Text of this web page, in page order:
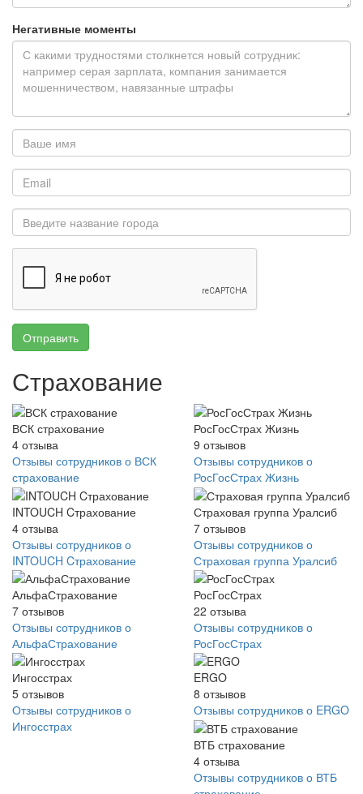
Негативные моменты
Отправить
Страхование
ВСК страхование
4 отзыва
Отзывы сотрудников о ВСК
страхование
РосГосСтрах Жизнь
9 отзывов
Отзывы сотрудников о
РосГосСтрах Жизнь
INTOUCH Cтрахование
4 отзыва
Отзывы сотрудников о
INTOUCH Cтрахование
Страховая группа Уралсиб
7 отзывов
Отзывы сотрудников о
Страховая группа Уралсиб
АльфаСтрахование
7 отзывов
Отзывы сотрудников о
АльфаСтрахование
РосГосСтрах
22 отзыва
Отзывы сотрудников о
РосГосСтрах
Ингосстрах
5 отзывов
Отзывы сотрудников о
Ингосстрах
ERGO
8 отзывов
Отзывы сотрудников о ERGO
ВТБ страхование
4 отзыва
Отзывы сотрудников о ВТБ